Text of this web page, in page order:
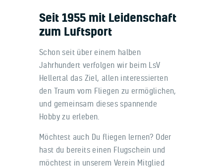
Seit 1955 mit Leidenschaft
zum Luftsport
Schon seit über einem halben
Jahrhundert verfolgen wir beim LsV
Hellertal das Ziel, allen interessierten
den Traum vom Fliegen zu ermöglichen,
und gemeinsam dieses spannende
Hobby zu erleben.
Möchtest auch Du fliegen lernen? Oder
hast du bereits einen Flugschein und
möchtest in unserem Verein Mitglied